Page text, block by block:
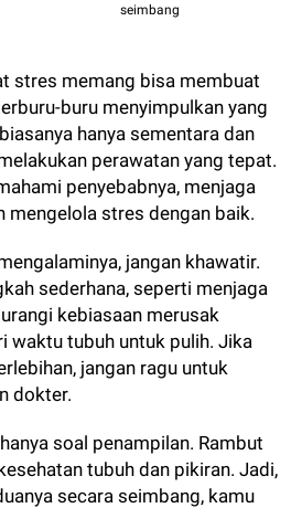
seimbang
stres memang bisa membuat
buru menyimpulkan yang
hanya sementara dan
perawatan yang tepat.
penyebabnya, menjaga
mengelola stres dengan baik.
jangan khawatir.
sederhana, seperti menjaga
kebiasaan merusak
waktu tubuh untuk pulih. Jika
jangan ragu untuk
dokter.
soal penampilan. Rambut
tubuh dan pikiran. Jadi,
secara seimbang, kamu